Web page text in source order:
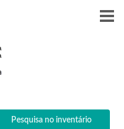
Pesquisa no inventário